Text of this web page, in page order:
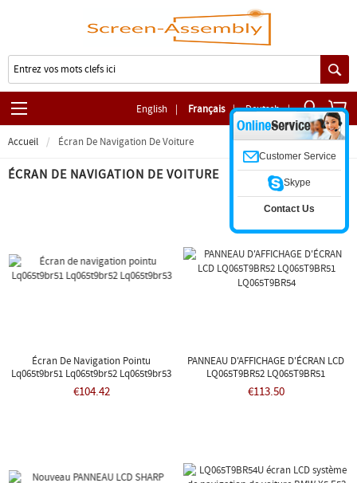
English | Français | Deutsch |
Accueil Écran De Navigation De Voiture
ÉCRAN DE NAVIGATION DE VOITURE
Écran De Navigation Pointu
Lq065t9br51 Lq065t9br52 Lq065t9br53
€104.42
PANNEAU D'AFFICHAGE D'ÉCRAN LCD
LQ065T9BR52 LQ065T9BR51
LQ065T9BR54
€113.50
Customer Service
Skype
Contact Us